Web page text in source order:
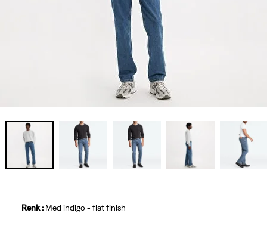
Renk : Med indigo - flat finish